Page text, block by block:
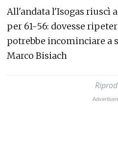
All'andata l'Isogas riuscì
per 61-56: dovesse
potrebbe incominciare a
Marco Bisiach